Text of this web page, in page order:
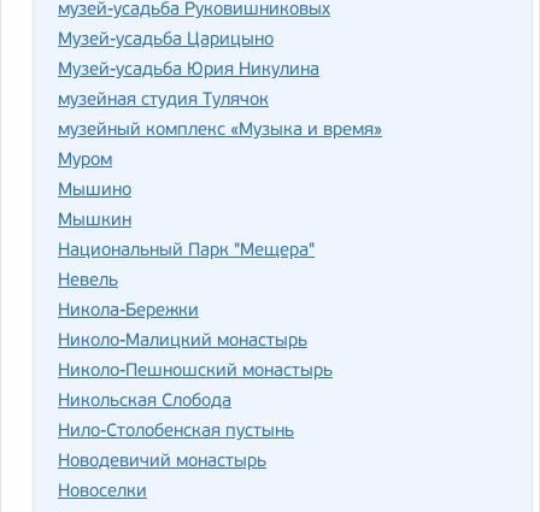
музей-усадьба Руковишниковых
Музей-усадьба Царицыно
Музей-усадьба Юрия Никулина
музейная студия Тулячок
музейный комплекс «Музыка и время»
Муром
Мышино
Мышкин
Национальный Парк "Мещера"
Невель
Никола-Бережки
Николо-Малицкий монастырь
Николо-Пешношский монастырь
Никольская Слобода
Нило-Столобенская пустынь
Новодевичий монастырь
Новоселки